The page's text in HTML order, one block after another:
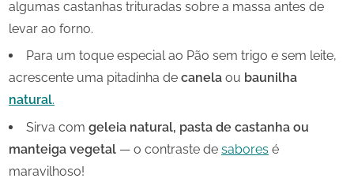
algumas castanhas trituradas sobre a massa antes de
levar ao forno.
Para um toque especial ao Pão sem trigo e sem leite,
acrescente uma pitadinha de canela ou baunilha
natural.
Sirva com geleia natural, pasta de castanha ou
manteiga vegetal — o contraste de sabores é
maravilhoso!